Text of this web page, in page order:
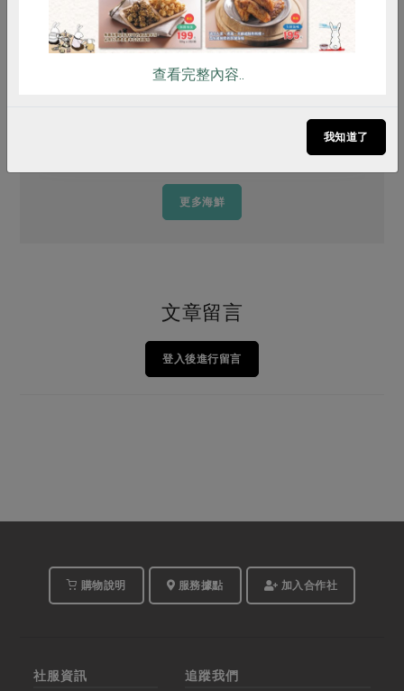
更多海鮮
文章留言
登入後進行留言
購物說明 服務據點 加入合作社
社服資訊 追蹤我們
查看完整內容..
我知道了